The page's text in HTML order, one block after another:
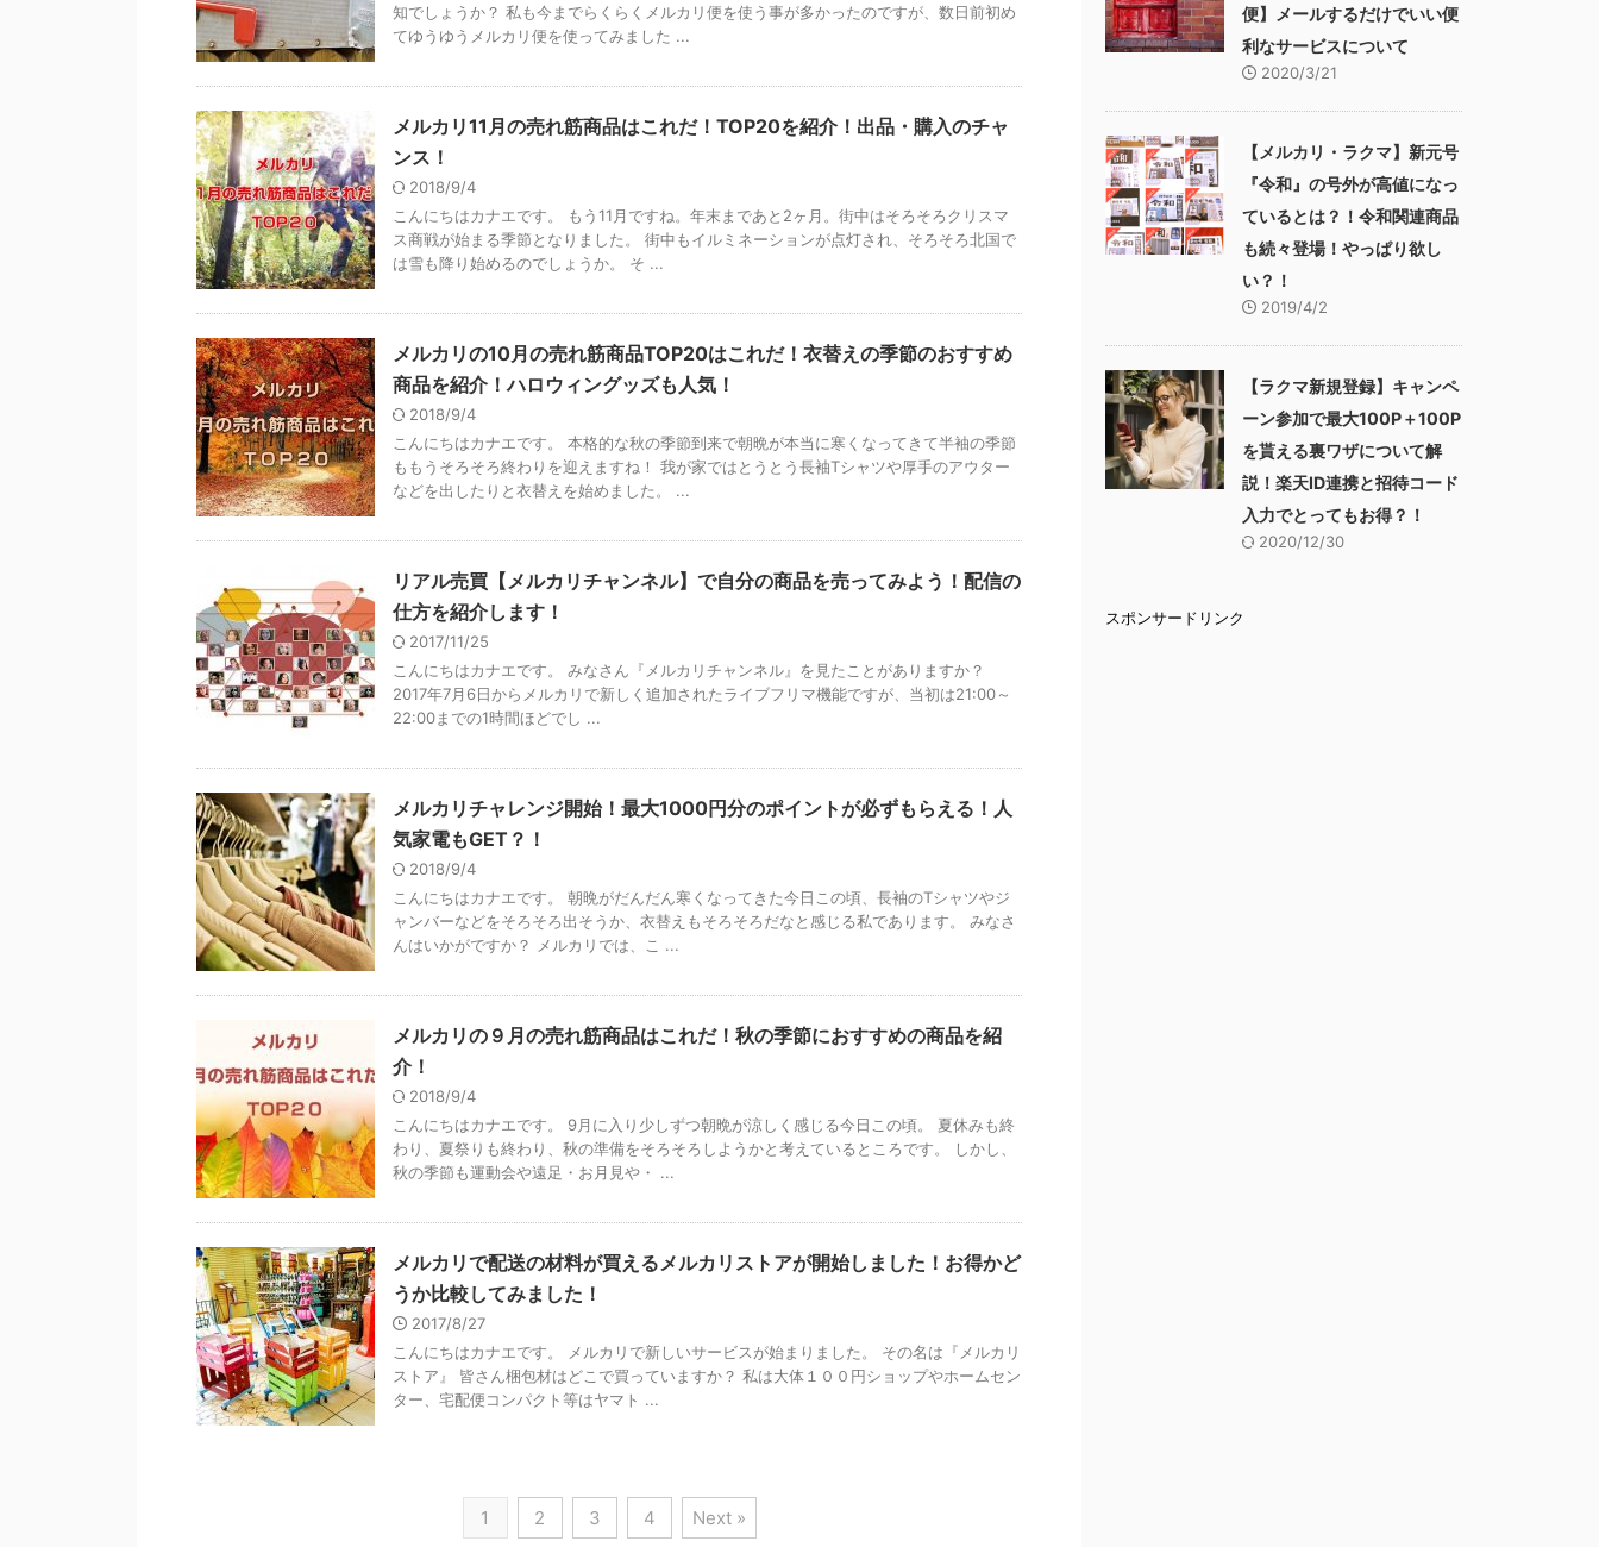
知でしょうか？ 私も今までらくらくメルカリ便を使う事が多かったのですが、数日前初め
てゆうゆうメルカリ便を使ってみました ...
メルカリ11月の売れ筋商品はこれだ！TOP20を紹介！出品・購入のチャ
ンス！
2018/9/4
こんにちはカナエです。 もう11月ですね。年末まであと2ヶ月。街中はそろそろクリスマ
ス商戦が始まる季節となりました。 街中もイルミネーションが点灯され、そろそろ北国で
は雪も降り始めるのでしょうか。 そ ...
メルカリの10月の売れ筋商品TOP20はこれだ！衣替えの季節のおすすめ
商品を紹介！ハロウィングッズも人気！
2018/9/4
こんにちはカナエです。 本格的な秋の季節到来で朝晩が本当に寒くなってきて半袖の季節
ももうそろそろ終わりを迎えますね！ 我が家ではとうとう長袖Tシャツや厚手のアウター
などを出したりと衣替えを始めました。 ...
リアル売買【メルカリチャンネル】で自分の商品を売ってみよう！配信の
仕方を紹介します！
2017/11/25
こんにちはカナエです。 みなさん『メルカリチャンネル』を見たことがありますか？
2017年7月6日からメルカリで新しく追加されたライブフリマ機能ですが、当初は21:00～
22:00までの1時間ほどでし ...
メルカリチャレンジ開始！最大1000円分のポイントが必ずもらえる！人
気家電もGET？！
2018/9/4
こんにちはカナエです。 朝晩がだんだん寒くなってきた今日この頃、長袖のTシャツやジ
ャンバーなどをそろそろ出そうか、衣替えもそろそろだなと感じる私であります。 みなさ
んはいかがですか？ メルカリでは、こ ...
メルカリの９月の売れ筋商品はこれだ！秋の季節におすすめの商品を紹
介！
2018/9/4
こんにちはカナエです。 9月に入り少しずつ朝晩が涼しく感じる今日この頃。 夏休みも終
わり、夏祭りも終わり、秋の準備をそろそろしようかと考えているところです。 しかし、
秋の季節も運動会や遠足・お月見や・ ...
メルカリで配送の材料が買えるメルカリストアが開始しました！お得かど
うか比較してみました！
2017/8/27
こんにちはカナエです。 メルカリで新しいサービスが始まりました。 その名は『メルカリ
ストア』 皆さん梱包材はどこで買っていますか？ 私は大体１００円ショップやホームセン
ター、宅配便コンパクト等はヤマト ...
1 2 3 4 Next »
便】メールするだけでいい便
利なサービスについて
2020/3/21
【メルカリ・ラクマ】新元号
『令和』の号外が高値になっ
ているとは？！令和関連商品
も続々登場！やっぱり欲し
い？！
2019/4/2
【ラクマ新規登録】キャンペ
ーン参加で最大100P＋100P
を貰える裏ワザについて解
説！楽天ID連携と招待コード
入力でとってもお得？！
2020/12/30
スポンサードリンク